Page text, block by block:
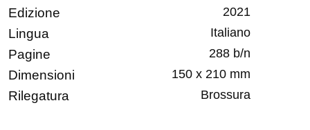
Edizione 2021
Lingua Italiano
Pagine 288 b/n
Dimensioni 150 x 210 mm
Rilegatura Brossura